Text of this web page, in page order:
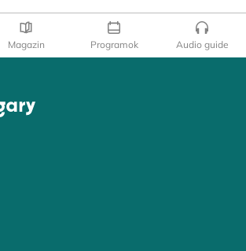
Magazin Programok Audio guide